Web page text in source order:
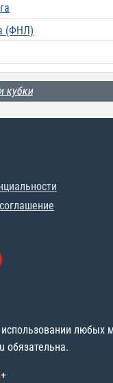
(ФНЛ)
кубки
любых
обязательна.